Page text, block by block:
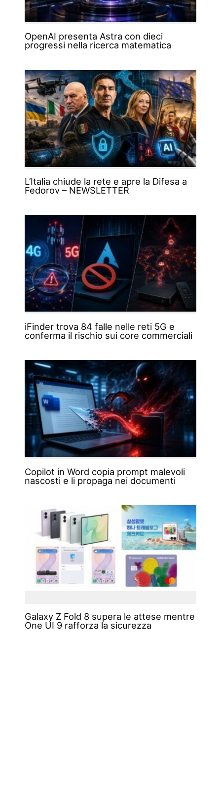
OpenAI presenta Astra con dieci
progressi nella ricerca matematica
L’Italia chiude la rete e apre la Difesa a
Fedorov – NEWSLETTER
iFinder trova 84 falle nelle reti 5G e
conferma il rischio sui core commerciali
Copilot in Word copia prompt malevoli
nascosti e li propaga nei documenti
Galaxy Z Fold 8 supera le attese mentre
One UI 9 rafforza la sicurezza